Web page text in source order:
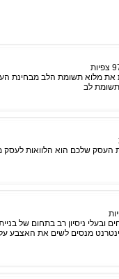
צפיות
מלוא תשומת הלב מבחינת
תשומת לב
העסק שלכם הוא הלוואות לעסק
ובעלי ניסיון רב בתחום של
מנסים לשים את האצבע על